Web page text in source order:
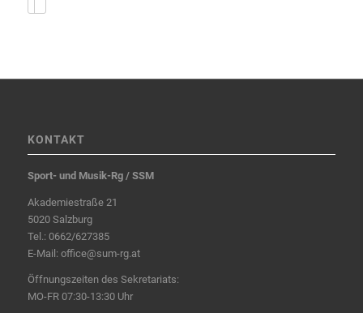
KONTAKT
Sport- und Musik-Rg / SSM
Akademiestraße 21
5020 Salzburg
Tel.: 0662/627385
E-Mail: office@sum-rg.at
Öffnungszeiten des Sekretariats:
MO-FR 07:30-13:30 Uhr